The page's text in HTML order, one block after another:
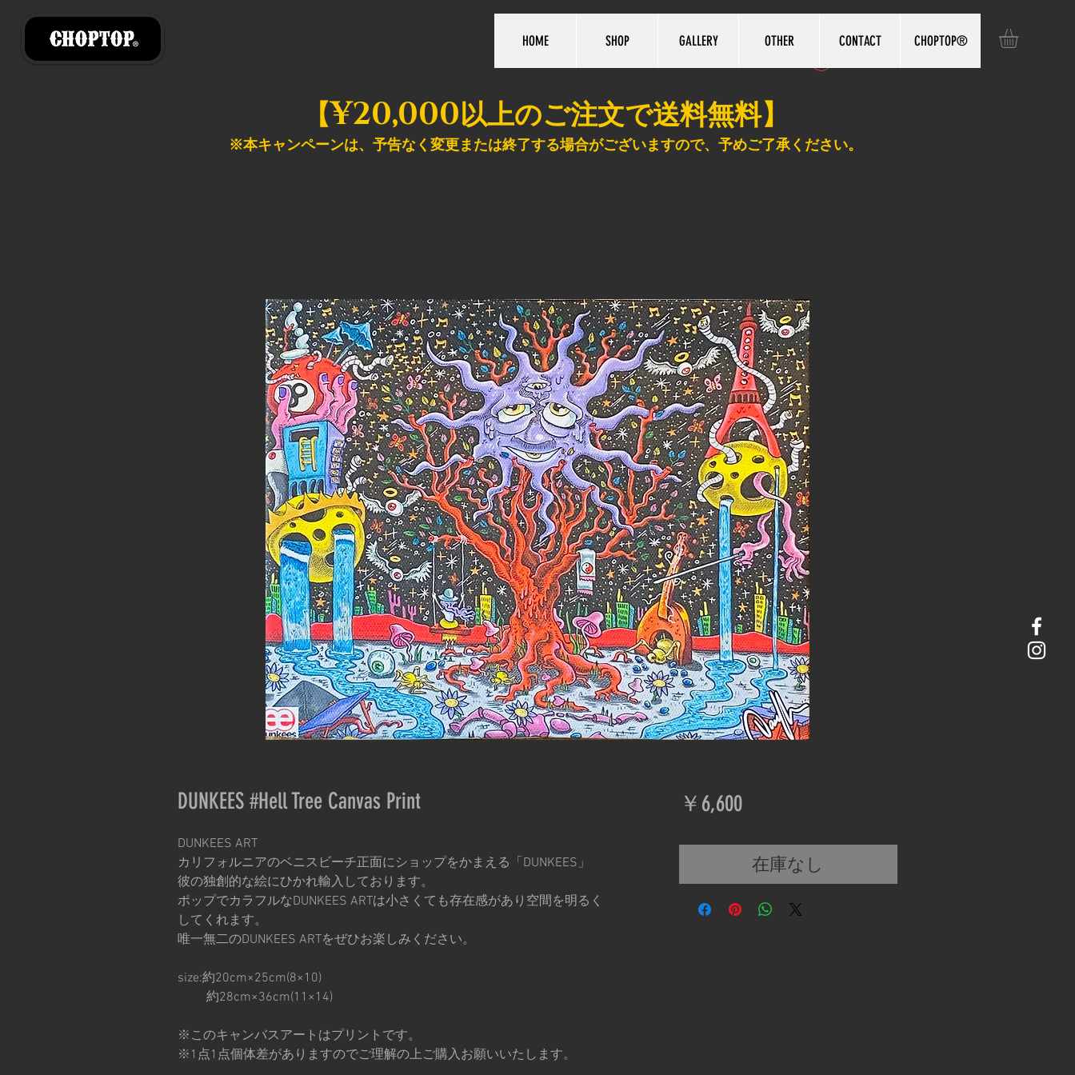
HOME SHOP GALLERY OTHER CONTACT CHOPTOP®️
【¥20,000以上のご注文で送料無料】
※本キャンペーンは、予告なく変更または終了する場合がございますので、予めご了承ください。
DUNKEES #Hell Tree Canvas Print
DUNKEES ART
カリフォルニアのベニスビーチ正面にショップをかまえる「DUNKEES」
彼の独創的な絵にひかれ輸入しております。
ポップでカラフルなDUNKEES ARTは小さくても存在感があり空間を明るく
してくれます。
唯一無二のDUNKEES ARTをぜひお楽しみください。
size:約20cm×25cm(8×10)
約28cm×36cm(11×14)
※このキャンバスアートはプリントです。
※1点1点個体差がありますのでご理解の上ご購入お願いいたします。
￥6,600価
在庫なし